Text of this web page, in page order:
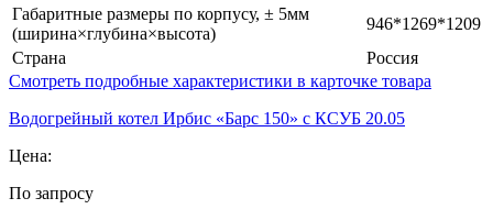
Габаритные размеры по корпусу, ± 5мм
(ширина×глубина×высота)
946*1269*1209
Страна
Россия
Смотреть подробные характеристики в карточке товара
Водогрейный котел Ирбис «Барс 150» с КСУБ 20.05
Цена:
По запросу